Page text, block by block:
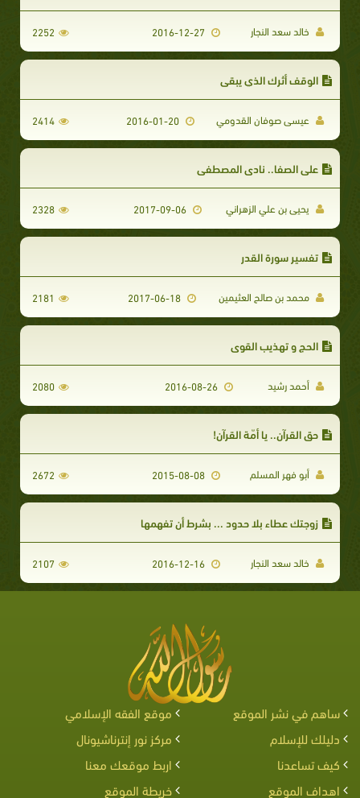
خالد سعد النجار 2252
الوقف أثرك الذي يبقى
عيسى صوفان القدومي 2414
على الصفا.. نادى المصطفى
يحيى بن علي الزهراني 2328
تفسير سورة القدر
محمد بن صالح العثيمين 2181
الحج و تهذيب القوى
أحمد رشيد 2080
حق القرآن.. يا أمّة القرآن!
أبو فهر المسلم 2015-08-08
2672
زوجتك عطاء بلا حدود ... بشرط أن تفهمها
خالد سعد النجار 2107
ساهم في نشر الموقع
موقع الفقه الإسلامي
دليلك للإسلام
مركز نور إنترناشيونال
كيف تساعدنا
اربط موقعك معنا
اهداف الموقع
خريطة الموقع